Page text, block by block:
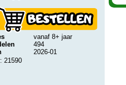
vanaf 8+ jaar
494
2026-01
21590